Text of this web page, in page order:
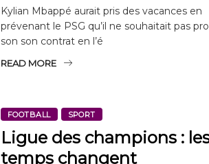
Kylian Mbappé aurait pris des vacances en
prévenant le PSG qu’il ne souhaitait pas
son son contrat en l’é
READ MORE
FOOTBALL SPORT
Ligue des champions :
temps changent